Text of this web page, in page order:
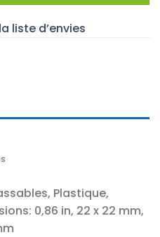
liste d’envies
Plastique,
0,86 in, 22 x 22 mm,